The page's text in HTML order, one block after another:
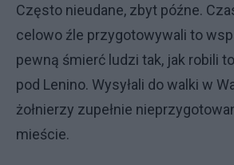
Często nieudane, zbyt późne.
celowo źle przygotowywali to
pewną śmierć ludzi tak, jak robili
pod Lenino. Wysyłali do walki w
żołnierzy zupełnie
mieście.